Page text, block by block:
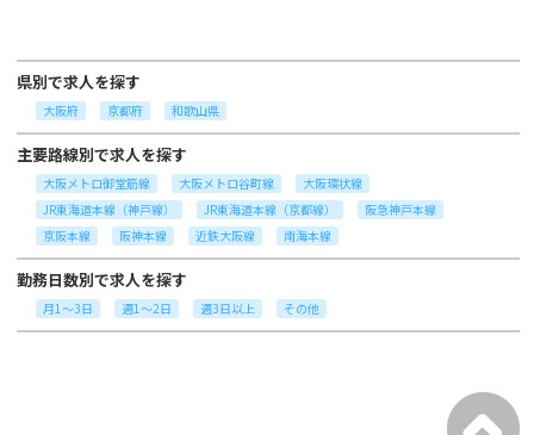
県別で求人を探す
大阪府 京都府 和歌山県
主要路線別で求人を探す
大阪メトロ御堂筋線 大阪メトロ谷町線
大阪環状線
JR東海道本線（神戸線）
JR東海道本線（京都線）
阪急神戸本線
京阪本線
阪神本線 近鉄大阪線 南海本線
勤務日数別で求人を探す
月1～3日 週1～2日 週3日以上 その他